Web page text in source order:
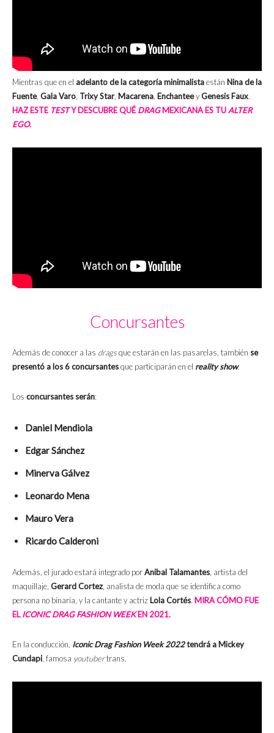
Mientras que en el adelanto de la categoría minimalistaestán Nina de la
Fuente, Gala Varo Trixy Star, Macarena EnchanteeyGenesis Faux.
HAZ ESTE TESTY DESCUBRE QUÉ DRAGMEXICANA ES TUALTER
EGO.
Concursantes
Además de conocer a las dragsque estarán en las pasarelas, también se
presentó a los 6 concursantesque participarán en el reality show.
Los concursantes serán:
Daniel Mendiola
Edgar Sánchez
Minerva Gálvez
Leonardo Mena
Mauro Vera
Ricardo Calderoni
Además, el jurado estará integrado porAnibal Talamantes, artista del
maquillaje, Gerard Cortez, analista de moda que se identifica como
persona no binaria, y la cantante y actriz Lola Cortés. MIRA CÓMO FUE
ELICONIC DRAG FASHION WEEKEN 2021.
En la conducción, Iconic Drag Fashion Week 2022tendrá a Mickey
Cundapi, famosa youtubertrans.